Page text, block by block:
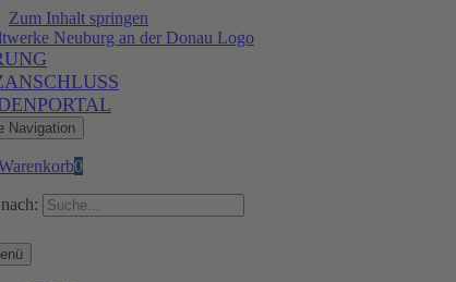
Zum Inhalt springen
Navigation
0